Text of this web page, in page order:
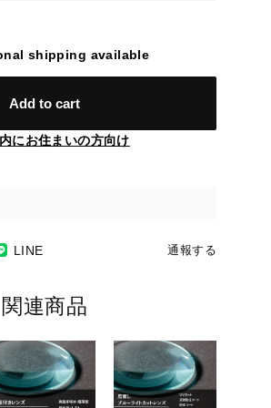
shipping available
Add to cart
にお住まいの方向け
LINE 通報する
関連商品